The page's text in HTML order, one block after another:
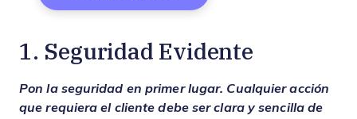
1. Seguridad Evidente
Pon la seguridad en primer lugar. Cualquier acción
que requiera el cliente debe ser clara y sencilla de